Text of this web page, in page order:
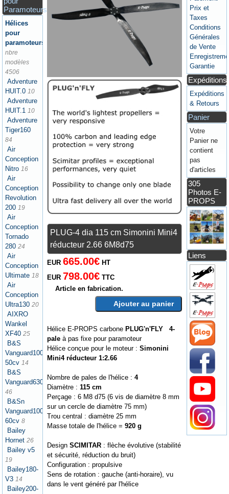
Paramoteurs
Hélices
pour
paramoteurs
nbre
modèles
4506
Adventure
HUIT.0 10
Adventure
HUIT.1 10
Adventure
Tiger160
84
Air
Conception
Nitro 16
Air
Conception
Revolution
200 19
Air
Conception
Tornado
280 24
Air
Conception
Ultimate 18
Air
Conception
Ultra130 20
AIXRO
Wankel
XF40 25
B&S
Vanguard1000
50cv 14
B&S
Vanguard630
46
B&Sn
Vanguard1000
60cv 8
Bailey
Hornet 26
Bailey v5
19
Bailey180-
V3 14
Bailey200-
PLUG-4 dia 115 cm Simonini Mini4
réducteur 2.66 6M8d75
EUR665.00€ HT
EUR 798.00€ TTC
Article en fabrication.
Ajouter au panier
Hélice E-PROPS carbone PLUG'n'FLY 4-
pale à pas fixe pour paramoteur
Hélice conçue pour le moteur :Simonini
Mini4 réducteur 1:2.66
Nombre de pales de l'hélice :4
Diamètre :115 cm
Perçage : 6 M8 d75 (6 vis de diamètre 8 mm
sur un cercle de diamètre 75 mm)
Trou central : diamètre 25 mm
Masse totale de l'hélice =920 g
DesignSCIMITAR : flèche évolutive (stabilité
et sécurité, réduction du bruit)
Configuration : propulsive
Sens de rotation : gauche (anti-horaire), vu
dans le vent généré par l'hélice
Prix et
Taxes
Conditions
Générales
de Vente
Garantie
Expéditions
Expéditions
& Retours
Panier
Votre
Panier ne
contient
pas
d'articles
305
Photos E-
PROPS
Liens